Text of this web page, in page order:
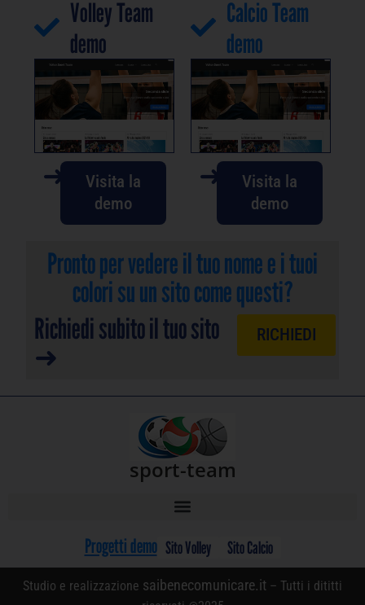
Volley Team
demo
➜
Visita la
demo
Calcio Team
demo
➜
Visita la
demo
Pronto per vedere il tuo nome e i tuoi
colori su un sito come questi?
Richiedi subito il tuo sito
➜
RICHIEDI
sport-team
Progetti demo Sito Volley Sito Calcio
Studio e realizzazione saibenecomunicare.it – Tutti i dititti